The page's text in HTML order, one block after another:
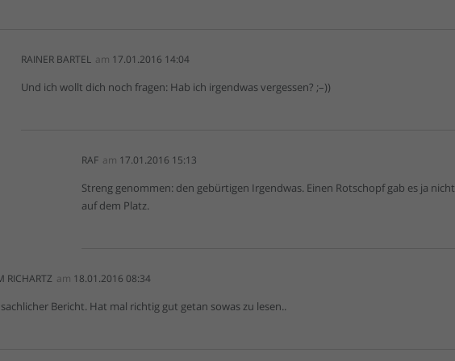
RAINER BARTEL am 17.01.2016 14:04
Und ich wollt dich noch fragen: Hab ich irgendwas vergessen? ;–))
RAF am 17.01.2016 15:13
Streng genommen: den gebürtigen Irgendwas. Einen Rotschopf gab es ja nicht
auf dem Platz.
RICHARTZ am 18.01.2016 08:34
Bericht. Hat mal richtig gut getan sowas zu lesen..